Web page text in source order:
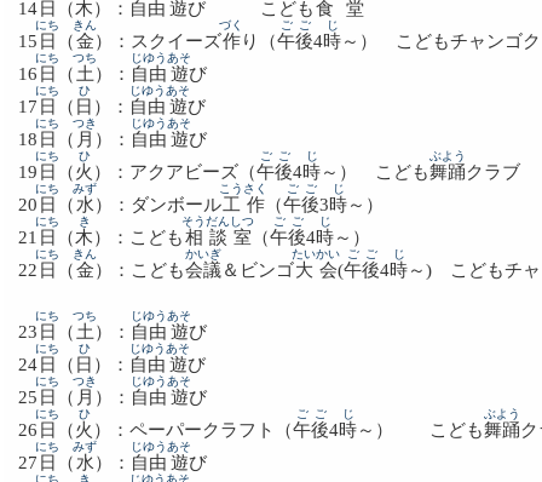
14 日 （木）： 自由 遊び こども食堂
15 日
にち
（金
きん
）：スクイーズ作
づく
り（午後
ごご
4時
じ
～） こどもチャンゴ
16 日
にち
（ 土
つち
）： 自由
じゆう
遊
あそ
び
17 日
にち
（ 日
ひ
）： 自由
じゆう
遊
あそ
び
18 日
にち
（ 月
つき
）： 自由
じゆう
遊
あそ
び
19 日
にち
（火
ひ
）：アクアビーズ（午後
ごご
4時
じ
～） こども舞踊
ぶよう
クラブ
20 日
にち
（ 水
みず
）：ダンボール工作
こうさく
（午後
ごご
3時
じ
～）
21 日
にち
（木
き
）：こども相談
そうだん
室
しつ
（午後
ごご
4時
じ
～）
22 日
にち
（金
きん
）：こども会議
かいぎ
＆ビンゴ大会
たいかい
(午後
ごご
4時
じ
～) こどもチャ
23 日
にち
（ 土
つち
）： 自由
じゆう
遊
あそ
び
24 日
にち
（ 日
ひ
）： 自由
じゆう
遊
あそ
び
25 日
にち
（ 月
つき
）： 自由
じゆう
遊
あそ
び
26 日
にち
（火
ひ
）：ペーパークラフト（午後
ごご
4時
じ
～） こども舞踊
ぶよう
27 日
にち
（ 水
みず
）： 自由
じゆう
遊
あそ
び
にち き じゆう あそ